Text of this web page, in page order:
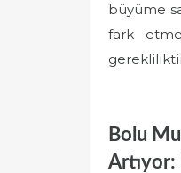
büyüme
fark
Bolu
Artıyor: